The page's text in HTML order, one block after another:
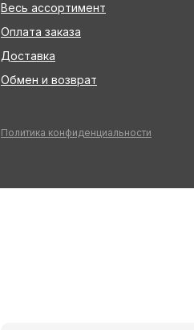
Политика конфиденциальности
Обмен и возврат
Доставка
Оплата заказа
Весь ассортимент